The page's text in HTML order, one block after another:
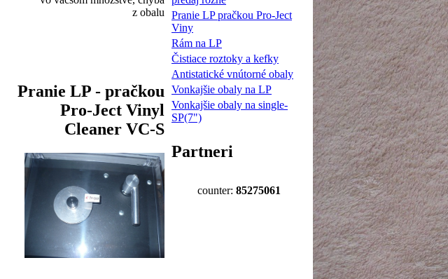
z obalu
Pranie LP - pračkou
Pro-Ject Vinyl
Cleaner VC-S
Pranie LP pračkou Pro-Ject
Viny
Rám na LP
Čistiace roztoky a kefky
Antistatické vnútorné obaly
Vonkajšie obaly na LP
Vonkajšie obaly na single-
SP(7")
Partneri
counter: 85275061